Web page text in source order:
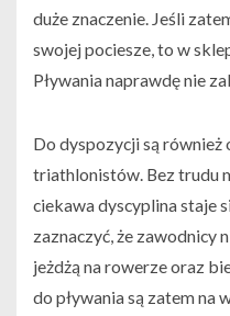
duże znaczenie. Jeśli
swojej pociesze, to w
Pływania naprawdę nie
Do dyspozycji są również
triathlonistów. Bez trudu
ciekawa dyscyplina staje
zaznaczyć, że zawodnicy
jeżdżą na rowerze oraz
do pływania są zatem na